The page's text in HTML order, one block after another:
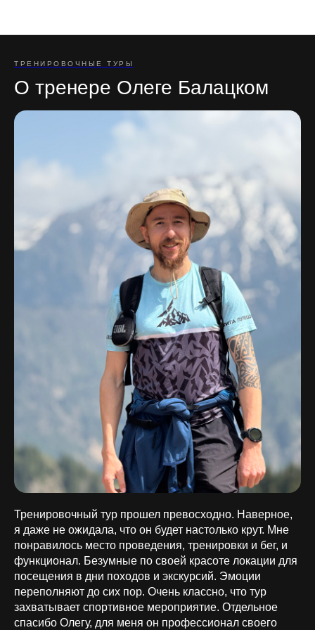
ТРЕНИРОВОЧНЫЕ ТУРЫ
О тренере Олеге Балацком
Тренировочный тур прошел превосходно. Наверное,
я даже не ожидала, что он будет настолько крут. Мне
понравилось место проведения, тренировки и бег, и
функционал. Безумные по своей красоте локации для
посещения в дни походов и экскурсий. Эмоции
переполняют до сих пор. Очень классно, что тур
захватывает спортивное мероприятие. Отдельное
спасибо Олегу, для меня он профессионал своего